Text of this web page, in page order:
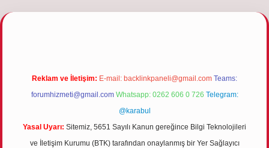
Reklam ve İletişim: E-mail: backlinkpaneli@gmail.com Teams:
forumhizmeti@gmail.com Whatsapp: 0262 606 0 726 Telegram:
@karabul
Yasal Uyarı: Sitemiz, 5651 Sayılı Kanun gereğince Bilgi Teknolojileri
ve İletişim Kurumu (BTK) tarafından onaylanmış bir Yer Sağlayıcı